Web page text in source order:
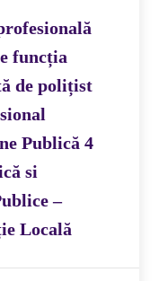
funcția
de polițist
Publică 4
si
–
Locală